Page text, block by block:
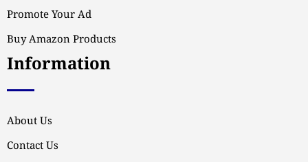
Promote Your Ad
Buy Amazon Products
Information
About Us
Contact Us